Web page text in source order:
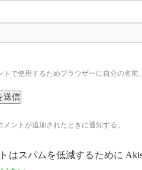
トで使用するためブラウザーに自分の名前
メントが追加されたときに通知する。
はスパムを低減するために